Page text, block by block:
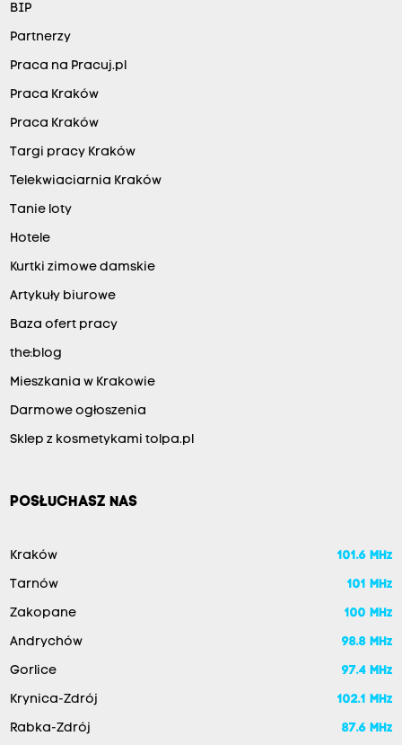
BIP
Partnerzy
Praca na Pracuj.pl
Praca Kraków
Praca Kraków
Targi pracy Kraków
Telekwiaciarnia Kraków
Tanie loty
Hotele
Kurtki zimowe damskie
Artykuły biurowe
Baza ofert pracy
the:blog
Mieszkania w Krakowie
Darmowe ogłoszenia
Sklep z kosmetykami tolpa.pl
POSŁUCHASZ NAS
Kraków 101.6 MHz
Tarnów 101 MHz
Zakopane 100 MHz
Andrychów 98.8 MHz
Gorlice 97.4 MHz
Krynica-Zdrój 102.1 MHz
Rabka-Zdrój 87.6 MHz